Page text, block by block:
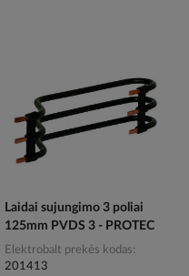
Laidai sujungimo 3 poliai
125mm PVDS 3 - PROTEC
Elektrobalt prekės kodas
201413